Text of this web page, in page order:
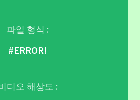
파일 형식 :
#ERROR!
디오 해상도 :